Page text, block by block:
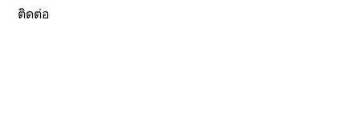
ติดต่อ